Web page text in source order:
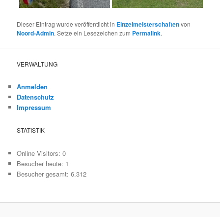
Dieser Eintrag wurde veröffentlicht in Einzelmeisterschaftenvon
Noord-Admin. Setze ein Lesezeichen zum Permalink.
VERWALTUNG
Anmelden
Datenschutz
Impressum
STATISTIK
Online Visitors:0
Besucher heute: 1
Besucher gesamt:6.312